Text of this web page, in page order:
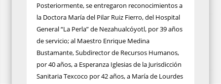
Posteriormente, se entregaron reconocimientos a
la Doctora María del Pilar Ruiz Fierro, del Hospital
General “La Perla” de Nezahualcóyotl, por 39 años
de servicio; al Maestro Enrique Medina
Bustamante, Subdirector de Recursos Humanos,
por 40 años, a Esperanza Iglesias de la Jurisdicción
Sanitaria Texcoco por 42 años, a María de Lourdes